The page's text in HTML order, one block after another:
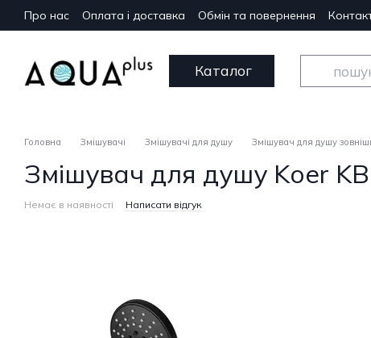
Перейти до основного контенту
Про нас Оплата і доставка Обмін та повернення
Каталог
Головна Змішувачі Змішувачі для душу Змішувач для душу
Змішувач для душу Koer
Немає в наявності Написати відгук